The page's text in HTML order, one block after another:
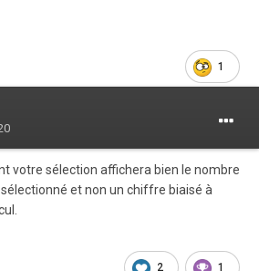
1
votre sélection affichera bien le nombre
et non un chiffre biaisé à
2 1